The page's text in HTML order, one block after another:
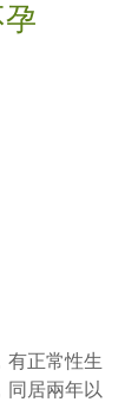
有正常性生
同居兩年以